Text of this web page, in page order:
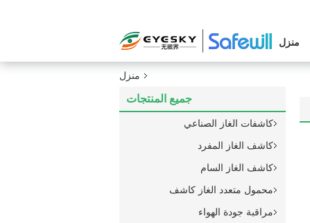
منزل
منزل
جميع المنتجات
كاشفات الغاز الصناعي
كاشف الغاز المفرد
كاشف الغاز السام
محمول متعدد الغاز كاشف
مراقبة جودة الهواء